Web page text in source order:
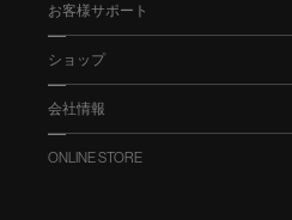
お客様サポート
ショップ
会社情報
ONLINE STORE